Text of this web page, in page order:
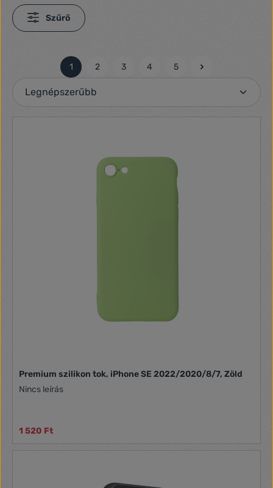
Szűrő
Oldal
1
Oldal
2
Oldal
3
Oldal
4
Oldal
5
Premium szilikon tok, iPhone SE 2022/2020/8/7, Zöld
Nincs leírás
1 520 Ft